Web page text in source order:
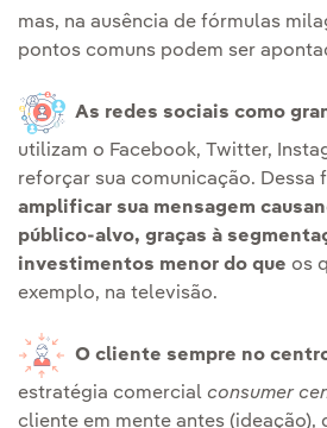
mas, na ausência de fórmulas
pontos comuns podem ser
As redes sociais como
utilizam o Facebook, Twitter,
reforçar sua comunicação. Dessa
amplificar sua mensagem
público-alvo, graças à
investimentos menor do que os
exemplo, na televisão.
O cliente sempre no
estratégia comercial consumer
cliente em mente antes (ideação),